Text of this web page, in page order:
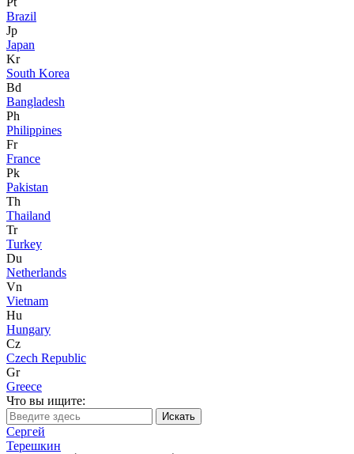
Brazil
Jp
Japan
Kr
South Korea
Bd
Bangladesh
Ph
Philippines
Fr
France
Pk
Pakistan
Th
Thailand
Tr
Turkey
Du
Netherlands
Vn
Vietnam
Hu
Hungary
Cz
Czech Republic
Gr
Greece
Что вы ищите:
Сергей
Терешкин